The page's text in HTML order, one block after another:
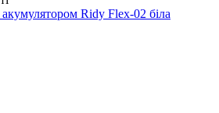
Ridy Flex-02 біла